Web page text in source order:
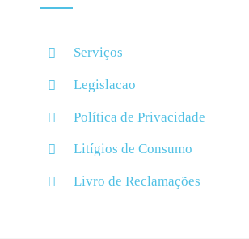
Serviços
Legislacao
Política de Privacidade
Litígios de Consumo
Livro de Reclamações